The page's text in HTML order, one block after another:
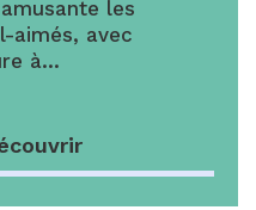
les
aimés, avec
à…